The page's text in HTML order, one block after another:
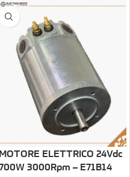
MOTORE ELETTRICO 24Vdc
3000Rpm – E71B14